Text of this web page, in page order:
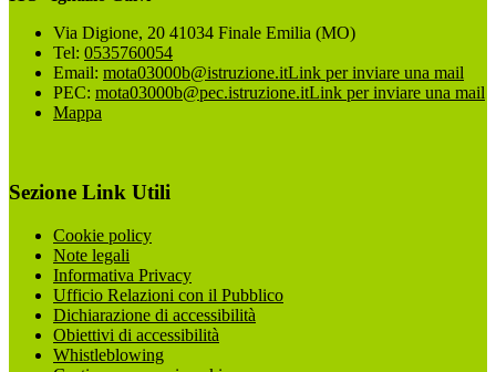
Via Digione, 20 41034 Finale Emilia (MO)
Tel: 0535760054
Email: mota03000b@istruzione.itLink per inviare una mail
PEC: mota03000b@pec.istruzione.itLink per inviare una mail
Mappa
Sezione Link Utili
Cookie policy
Note legali
Informativa Privacy
Ufficio Relazioni con il Pubblico
Dichiarazione di accessibilità
Obiettivi di accessibilità
Whistleblowing